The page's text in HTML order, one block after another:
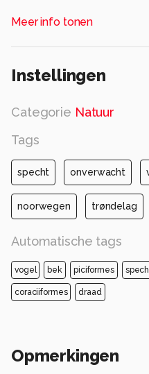
Meer info tonen
Instellingen
Categorie Natuur
Tags
specht onverwacht
noorwegen trøndelag
Automatische tags
vogel bek piciformes
coraciiformes draad
Opmerkingen